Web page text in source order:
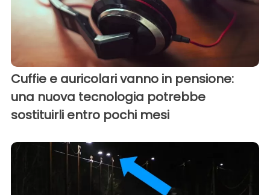
Cuffie e auricolari vanno in pensione:
una nuova tecnologia potrebbe
sostituirli entro pochi mesi